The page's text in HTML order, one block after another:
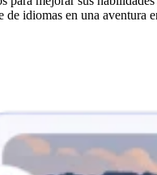
de idiomas en una aventura